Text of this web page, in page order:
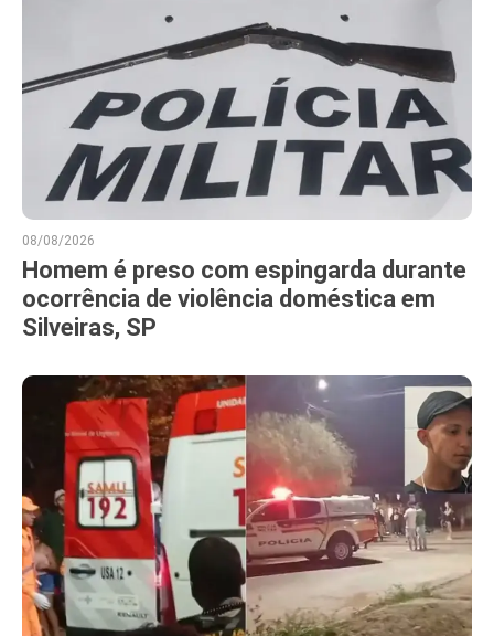
08/08/2026
Homem é preso com espingarda durante
ocorrência de violência doméstica em
Silveiras, SP